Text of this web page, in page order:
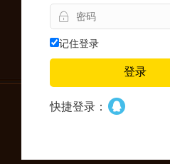
记住登录
登录
快捷登录：